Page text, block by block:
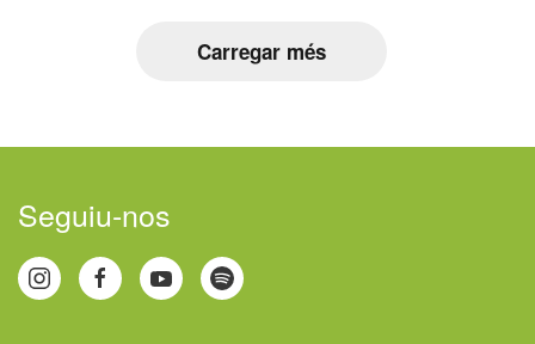
Carregar més
Seguiu-nos